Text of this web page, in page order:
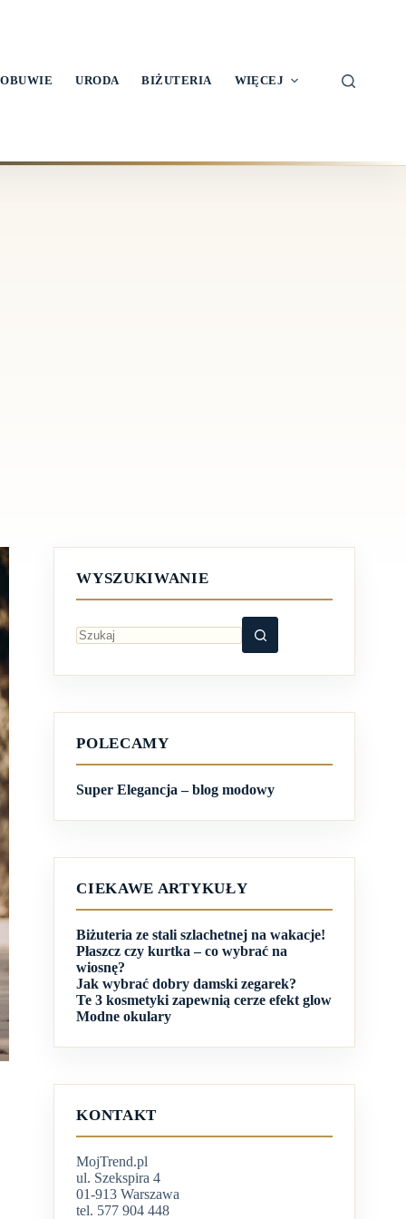
OBUWIE URODA BIŻUTERIA WIĘCEJ
WYSZUKIWANIE
wyników
POLECAMY
Super Elegancja – blog modowy
CIEKAWE ARTYKUŁY
Biżuteria ze stali szlachetnej na wakacje!
Płaszcz czy kurtka – co wybrać na
wiosnę?
Jak wybrać dobry damski zegarek?
Te 3 kosmetyki zapewnią cerze efekt glow
Modne okulary
KONTAKT
MojTrend.pl
ul. Szekspira 4
01-913 Warszawa
tel. 577 904 448